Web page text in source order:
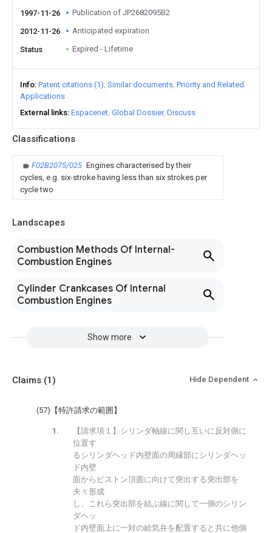
Classifications
F02B2075/025 Engines characterised by their
cycles, e.g. six-stroke having less than six strokes per
cycle two
Landscapes
Combustion Methods Of Internal-
Combustion Engines
Cylinder Crankcases Of Internal
Combustion Engines
Show more
1997-11-26 Publication of JP2682095B2
2012-11-26 Anticipated expiration
Status Expired - Lifetime
Info Patent citations (1) Similar documents Priority and Related
Applications
External links Espacenet Global Dossier Discuss
Claims (1) Hide Dependent
(57)【特許請求の範囲】
【請求項１】シリンダ軸線に関し互いに反対側に
位置す
るシリンダヘッド内壁面の周縁部にシリンダヘッ
ド内壁
面からピストン頂面に向けて突出する突出部を
夫々形成
し、これら突出部を結ぶ線に関して一側のシリン
ダヘッ
ド内壁面上に一対の給気弁を配置すると共に他側